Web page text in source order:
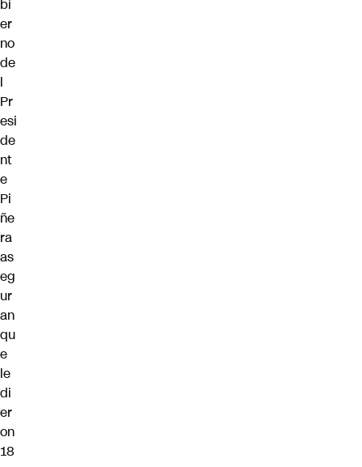
bi
er
no
de
l
Pr
esi
de
nt
e
Pi
ñe
ra
as
eg
ur
an
qu
e
le
di
er
on
18